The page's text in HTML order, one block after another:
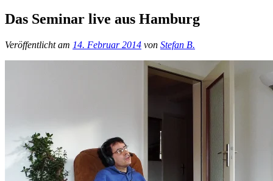
Das Seminar live aus Hamburg
Veröffentlicht am 14. Februar 2014 von Stefan B.